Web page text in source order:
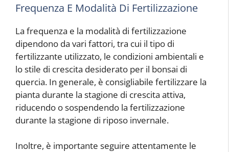
Frequenza E Modalità Di Fertilizzazione
La frequenza e la modalità di fertilizzazione
dipendono da vari fattori, tra cui il tipo di
fertilizzante utilizzato, le condizioni ambientali e
lo stile di crescita desiderato per il bonsai di
quercia. In generale, è consigliabile fertilizzare la
pianta durante la stagione di crescita attiva,
riducendo o sospendendo la fertilizzazione
durante la stagione di riposo invernale.
Inoltre, è importante seguire attentamente le